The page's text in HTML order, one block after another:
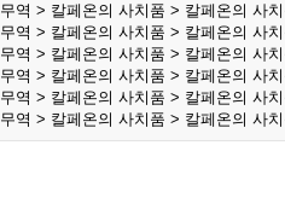
무역 > 칼페온의 사치품 > 칼페온의 사
무역 > 칼페온의 사치품 > 칼페온의 사
무역 > 칼페온의 사치품 > 칼페온의 사
무역 > 칼페온의 사치품 > 칼페온의 사
무역 > 칼페온의 사치품 > 칼페온의 사
무역 > 칼페온의 사치품 > 칼페온의 사